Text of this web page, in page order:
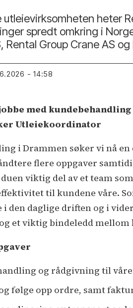
utleievirksomheten heter
spredt omkring i
Rental Group Crane AS
- 14:58
med
Utleiekoordinator
i Drammen søker vi nå
flere oppgaver
viktig del av et team
til kundene våre.
den daglige driften og i
et viktig bindeledd
og rådgivning til
følge opp ordre, samt